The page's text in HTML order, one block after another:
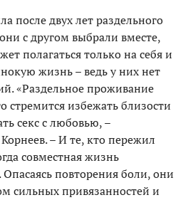
после двух лет раздельного
с другом выбрали вместе,
полагаться только на себя и
жизнь – ведь у них нет
«Раздельное проживание
стремится избежать близости
секс с любовью, –
– И те, кто пережил
совместная жизнь
повторения боли, они
сильных привязанностей и